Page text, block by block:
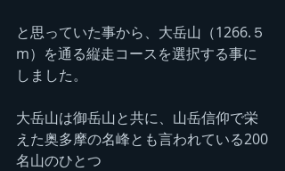
と思っていた事から、大岳山（1266.５
m）を通る縦走コースを選択する事に
しました。
大岳山は御岳山と共に、山岳信仰で栄
えた奥多摩の名峰とも言われている200
名山のひとつ